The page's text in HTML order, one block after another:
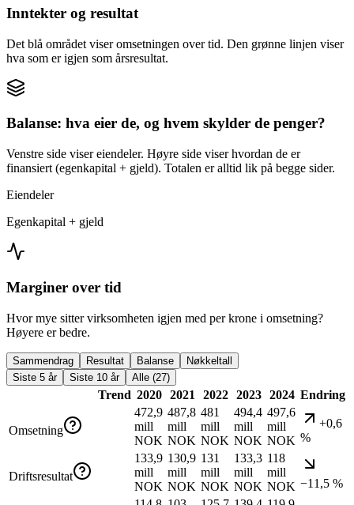
Inntekter og resultat
Det blå området viser omsetningen over tid. Den grønne linjen viser
hva som er igjen som årsresultat.
Balanse: hva eier de, og hvem skylder de penger?
Venstre side viser eiendeler. Høyre side viser hvordan de er
finansiert (egenkapital + gjeld). Totalen er alltid lik på begge sider.
Eiendeler
Egenkapital + gjeld
Marginer over tid
Hvor mye sitter virksomheten igjen med per krone i omsetning?
Høyere er bedre.
Sammendrag Resultat Balanse
Nøkkeltall
Siste 5 år
Siste 10 år Alle (27)
Trend 2020 2021 2022 2023 2024 Endring
Omsetning
472,9
mill
NOK
487,8
mill
NOK
481
mill
NOK
494,4
mill
NOK
497,6
mill
NOK
+0,6
%
Driftsresultat
133,9
mill
NOK
130,9
mill
NOK
131
mill
NOK
133,3
mill
NOK
118
mill
NOK −11,5 %